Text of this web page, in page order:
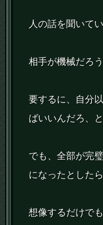
人の話を聞いてい
相手が機械だろ
要するに、自分
ばいいんだろ、
でも、全部が完
になったとしたら
想像するだけで